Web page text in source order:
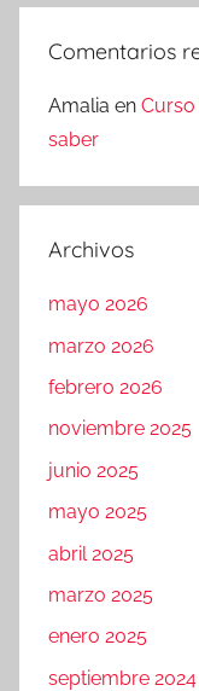
Comentarios
Amalia en Curso
saber
Archivos
mayo 2026
marzo 2026
febrero 2026
noviembre 2025
junio 2025
mayo 2025
abril 2025
marzo 2025
enero 2025
septiembre 2024